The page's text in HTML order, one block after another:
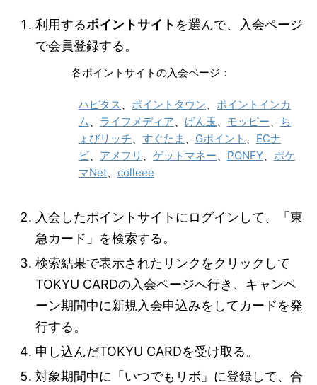
利用するポイントサイト を選んで、入会ページ
で会員登録する。
各ポイントサイトの入会ページ：
ハピタス 、 ポイントタウン、 ポイントインカ
ム、 ライフメディア、 げん玉 、 モッピー、 ち
ょびリッチ、 すぐたま 、 Gポイント 、 ECナ
ビ、 アメフリ 、 ゲットマネー、 PONEY、 ポケ
マNet、 colleee
入会したポイントサイトにログインして、「東
急カード」を検索する。
検索結果で表示されたリンクをクリックして
TOKYU CARDの入会ページへ行き、キャンペ
ーン期間中に新規入会申込みをしてカードを発
行する。
申し込んだTOKYU CARDを受け取る。
対象期間中に「いつでもリボ」に登録して、合